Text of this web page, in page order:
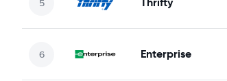
Enterprise